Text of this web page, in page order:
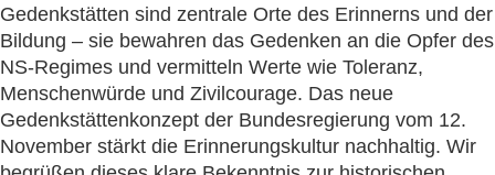
Gedenkstätten sind zentrale Orte des Erinnerns und der
Bildung – sie bewahren das Gedenken an die Opfer des
NS-Regimes und vermitteln Werte wie Toleranz,
Menschenwürde und Zivilcourage. Das neue
Gedenkstättenkonzept der Bundesregierung vom 12.
November stärkt die Erinnerungskultur nachhaltig. Wir